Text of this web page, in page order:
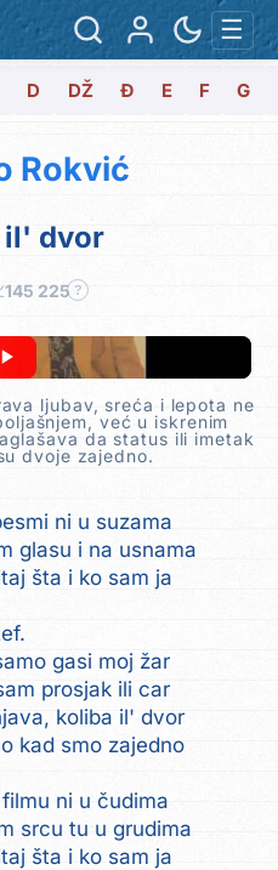
☰
D DŽ Đ E F G
Rokvić
il' dvor
145 225 ?
ljubav, sreća i lepota ne
već u iskrenim
da status ili imetak
dvoje zajedno.
ni u suzama
glasu i na usnama
šta i ko sam ja
gasi moj žar
prosjak ili car
koliba il' dvor
kad smo zajedno
ni u čudima
srcu tu u grudima
šta i ko sam ja